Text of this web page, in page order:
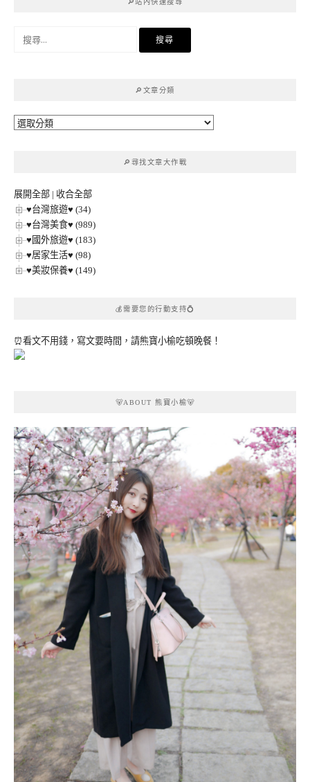
🔎站內快速搜尋
🔎文章分類
🔎
🔎尋找文章大作戰
展開全部 | 收合全部
♥台灣旅遊♥ (34)
♥台灣美食♥ (989)
♥國外旅遊♥ (183)
♥居家生活♥ (98)
♥美妝保養♥ (149)
💰需要您的行動支持💍
⏰看文不用錢，寫文要時間，請熊寶小榆吃頓晚餐！
🐻ABOUT 熊寶小榆🐻